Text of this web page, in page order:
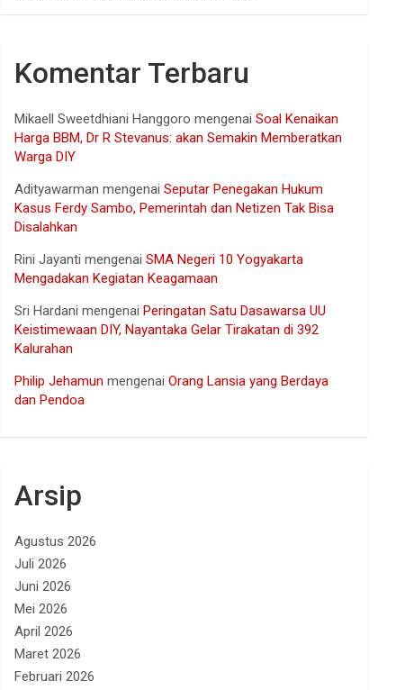
Komentar Terbaru
Mikaell Sweetdhiani Hanggoro mengenaiSoal Kenaikan
Harga BBM, Dr R Stevanus: akan Semakin Memberatkan
Warga DIY
Adityawarman mengenaiSeputar Penegakan Hukum
Kasus Ferdy Sambo, Pemerintah dan Netizen Tak Bisa
Disalahkan
Rini Jayanti mengenaiSMA Negeri 10 Yogyakarta
Mengadakan Kegiatan Keagamaan
Sri Hardani mengenaiPeringatan Satu Dasawarsa UU
Keistimewaan DIY, Nayantaka Gelar Tirakatan di 392
Kalurahan
Philip Jehamun mengenaiOrang Lansia yang Berdaya
dan Pendoa
Arsip
Agustus 2026
Juli 2026
Juni 2026
Mei 2026
April 2026
Maret 2026
Februari 2026